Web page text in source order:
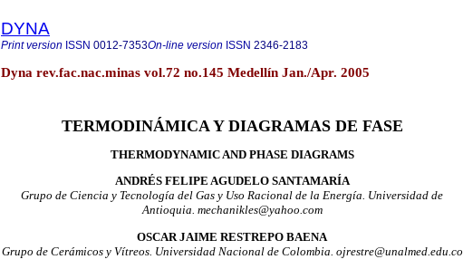
DYNA
Print version ISSN 0012-7353On-line version ISSN 2346-2183
Dyna rev.fac.nac.minas vol.72 no.145 Medellín Jan./Apr. 2005
TERMODINÁMICA Y DIAGRAMAS DE FASE
THERMODYNAMIC AND PHASE DIAGRAMS
ANDRÉS FELIPE AGUDELO SANTAMARÍA
Grupo de Ciencia y Tecnología del Gas y Uso Racional de la Energía. Universidad de
Antioquia. mechanikles@yahoo.com
OSCAR JAIME RESTREPO BAENA
Grupo de Cerámicos y Vítreos. Universidad Nacional de Colombia. ojrestre@unalmed.edu.co